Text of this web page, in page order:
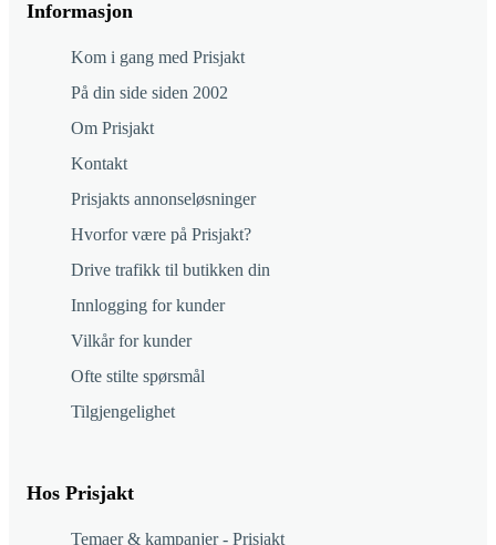
Informasjon
Kom i gang med Prisjakt
På din side siden 2002
Om Prisjakt
Kontakt
Prisjakts annonseløsninger
Hvorfor være på Prisjakt?
Drive trafikk til butikken din
Innlogging for kunder
Vilkår for kunder
Ofte stilte spørsmål
Tilgjengelighet
Hos Prisjakt
Temaer & kampanjer - Prisjakt